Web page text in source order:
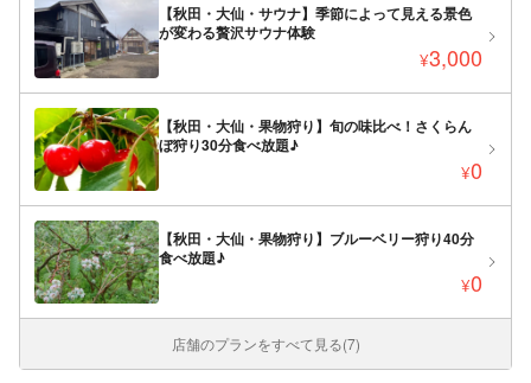
【秋田・大仙・サウナ】季節によって見える景色
が変わる贅沢サウナ体験
¥3,000
【秋田・大仙・果物狩り】旬の味比べ！さくらん
ぼ狩り30分食べ放題♪
¥0
【秋田・大仙・果物狩り】ブルーベリー狩り40分
食べ放題♪
¥0
店舗のプランをすべて見る(7)